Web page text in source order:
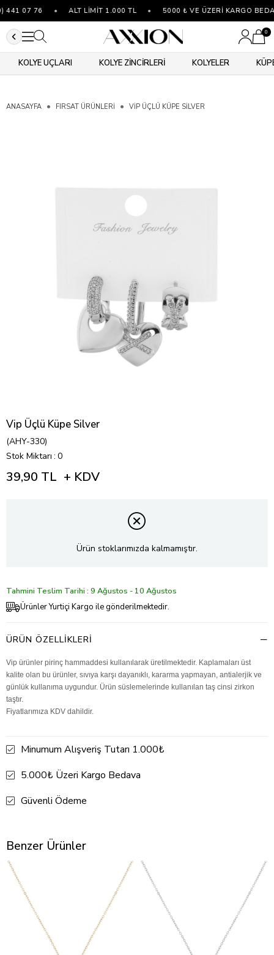
441 07 76 ALT LİMİT 1.000 TL 5000 ₺ VE ÜZERİ KARGO
0
KOLYE UÇLARI KOLYE ZİNCİRLERİ KOLYELER
ANASAYFA FIRSAT ÜRÜNLERİ VIP ÜÇLÜ KÜPE SILVER
Vip Üçlü Küpe Silver
(AHY-330)
Stok Miktarı : 0
39,90 TL + KDV
Ürün stoklarımızda kalmamıştır.
Tahmini Teslim Tarihi : 9 Ağustos - 10 Ağustos
Ürünler Yurtiçi Kargo ile gönderilmektedir.
ÜRÜN ÖZELLIKLERI
Vip ürünler pirinç hammaddesi kullanılarak üretilmektedir. Kaplamaları üst
kalite olan bu ürünler, sıvıya karşı dayanıklı, kararma yapmayan, antialerjik ve
günlük kullanıma uygundur. Ürün süslemelerinde kullanılan taş cinsi zirkon
taştır.
Fiyatlarımıza KDV dahildir.
Minumum Alışveriş Tutarı 1.000₺
5.000₺ Üzeri Kargo Bedava
Güvenli Ödeme
Benzer Ürünler